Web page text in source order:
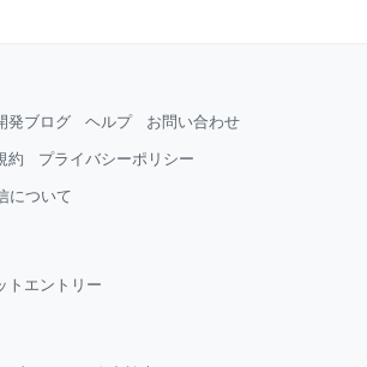
発ブログ ヘルプ お問い合わせ
約 プライバシーポリシー
について
トエントリー